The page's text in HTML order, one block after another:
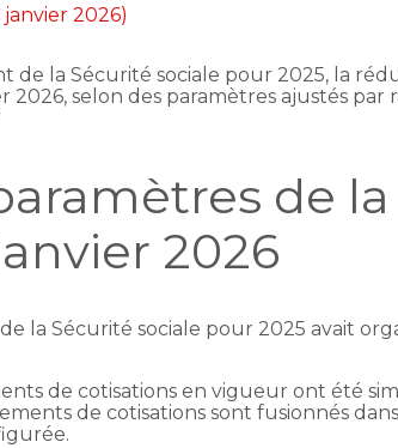
janvier 2026)
de la Sécurité sociale pour 2025, la
selon des paramètres ajustés
de
2026
la Sécurité sociale pour 2025 avait
de cotisations en vigueur ont été
de cotisations sont fusionnés